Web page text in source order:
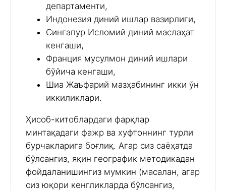
департаменти,
Индонезия диний ишлар вазирлиги,
Сингапур Исломий диний маслаҳат
кенгаши,
Франция мусулмон диний ишлари
бўйича кенгаши,
Шиа Жаъфарий мазҳабининг икки ўн
иккиликлари.
Ҳисоб-китоблардаги фарқлар
минтақадаги фажр ва хуфтоннинг турли
бурчакларига боғлиқ. Агар сиз саёҳатда
бўлсангиз, яқин географик методикадан
фойдаланишингиз мумкин (масалан, агар
сиз юқори кенгликларда бўлсангиз,